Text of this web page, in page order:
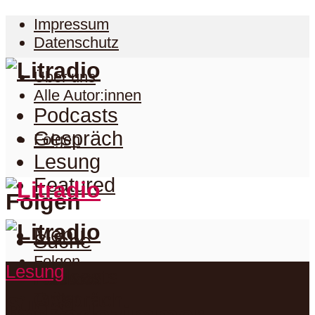
Impressum
Datenschutz
Über uns
Alle Autor:innen
Folgen
Folgen
Folgen
Facebook
Podcasts
Gespräch
Lesung
Featured
Menu
Suche
Podcasts
Lesung